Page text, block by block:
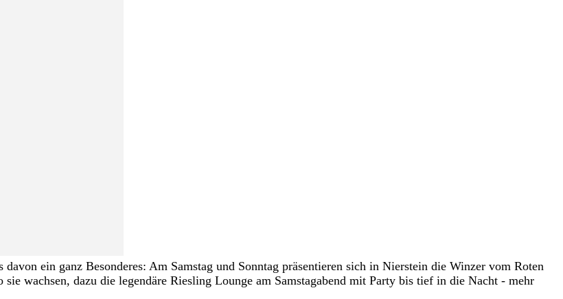
ein ganz Besonderes: Am Samstag und Sonntag präsentieren sich in Nierstein die Winzer vom Roten
wachsen, dazu die legendäre Riesling Lounge am Samstagabend mit Party bis tief in die Nacht - mehr